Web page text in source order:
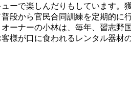
ーで楽しんだりもしています
段から官民合同訓練を定期的
ーナーの小林は、毎年、習志
様が口に食われるレンタル器材